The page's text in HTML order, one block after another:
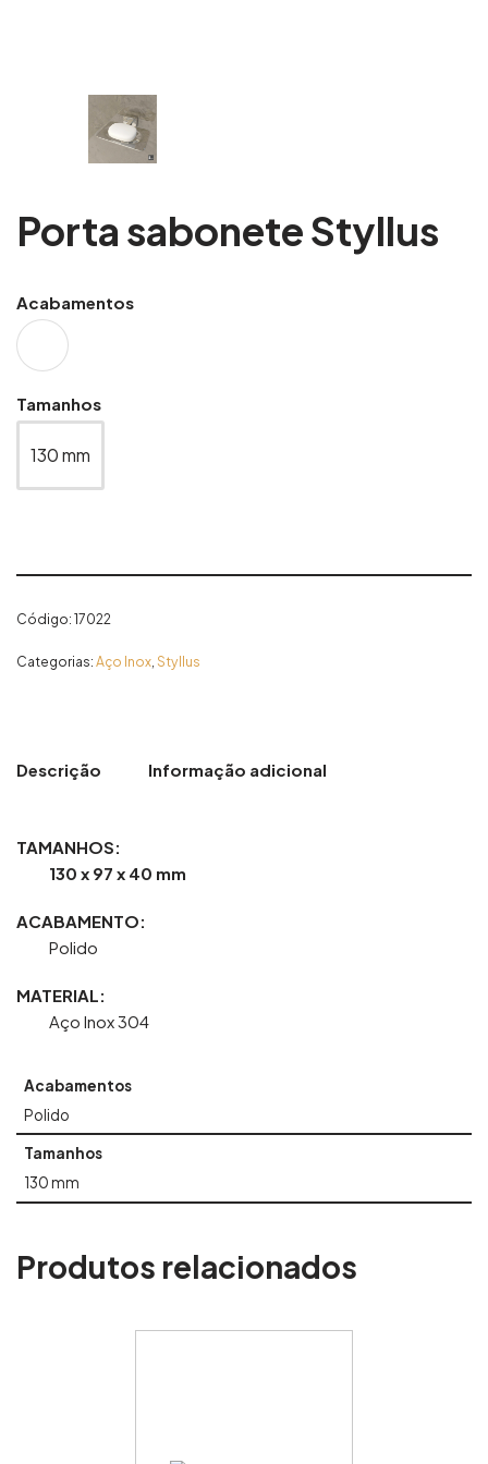
Porta sabonete Styllus
Acabamentos
Tamanhos
130 mm
Código:17022
Categorias:Aço Inox Styllus
Descrição Informação adicional
TAMANHOS:
130 x 97 x 40 mm
ACABAMENTO:
Polido
MATERIAL:
Aço Inox 304
Acabamentos
Polido
Tamanhos
130 mm
Produtos relacionados